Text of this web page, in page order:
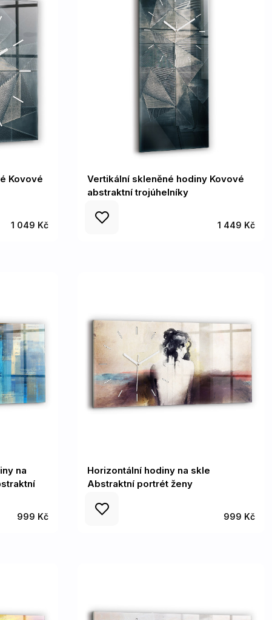
Kovové
1 049 Kč
Vertikální skleněné hodiny Kovové
abstraktní trojúhelníky
1 449 Kč
na
999 Kč
Horizontální hodiny na skle
Abstraktní portrét ženy
999 Kč